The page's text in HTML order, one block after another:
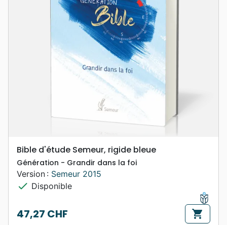
Bible d'étude Semeur, rigide bleue
Génération - Grandir dans la foi
Version : Semeur 2015
check Disponible
Prix
47,27 CHF shopping_cart